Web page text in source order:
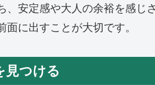
、安定感や大人の余裕を感じ
に出すことが大切です。
見つける